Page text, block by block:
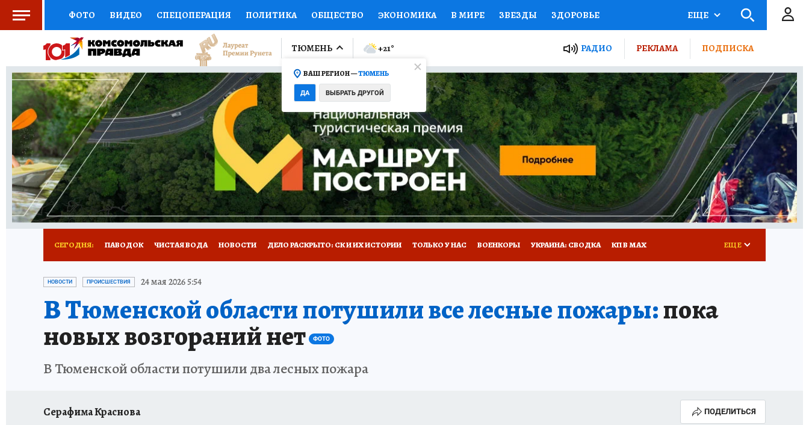
ФОТО ВИДЕО СПЕЦОПЕРАЦИЯ ПОЛИТИКА ОБЩЕСТВО ЭКОНОМИКА В МИРЕ ЗВЕЗДЫ ЗДОРОВЬЕ
СОЦПОДДЕРЖКА НАУКА СПОРТ КОЛУМНИСТЫ ПРОИСШЕСТВИЯ НАЦИОНАЛЬНЫЕ ПРОЕКТЫ РОССИИ
ВЫБОР ЭКСПЕРТОВ ДОКТОР ФИНАНСЫ ОТКРЫВАЕМ МИР Я ЗНАЮ СЕМЬЯ ЖЕНСКИЕ СЕКРЕТЫ ПУТЕВОДИТЕЛЬ
КНИЖНАЯ ПОЛКА ПРОГНОЗЫ НА СПОРТ ПРОМОКОДЫ СЕРИАЛЫ СПЕЦПРОЕКТЫ ДЕФИЦИТ ЖЕЛЕЗА ТУРИЗМ
ПРЕСС-ЦЕНТР НЕДВИЖИМОСТЬ ТЕЛЕВИЗОР КОЛЛЕКЦИИ КОНКУРСЫ РАБОТА У НАС ГИД ПОТРЕБИТЕЛЯ ВСЕ О КП
РАДИО КП РЕКЛАМА ТЕСТЫ НОВОЕ НА САЙТЕ
ЕЩЕ
ТЮМЕНЬ
ВАШ РЕГИОН —ТЮМЕНЬ
ДА ВЫБРАТЬ ДРУГОЙ
+21° РАДИО РЕКЛАМА ПОДПИСКА
СЕГОДНЯ: ПАВОДОК ЧИСТАЯ ВОДА НОВОСТИ ДЕЛО РАСКРЫТО: СК И ИХ ИСТОРИИ ТОЛЬКО У НАС ВОЕНКОРЫ УКРАИНА: СВОДКА КП В МАХ
ОТДЫХ В РОССИИ ЗАПОВЕДНАЯ РОССИЯ
ЕЩЕ
НОВОСТИ ПРОИСШЕСТВИЯ 24 мая 2026 5:54
В Тюменской области потушили все лесные пожары:пока
новых возгораний нет ФОТО
В Тюменской области потушили два лесных пожара
Серафима Краснова ПОДЕЛИТЬСЯ